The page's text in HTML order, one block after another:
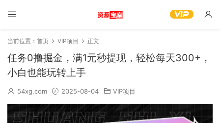
当前位置： 首页 VIP项目 正文
任务0撸掘金，满1元秒提现，轻松每天300+，
小白也能玩转上手
54xg.com 2025-08-04 VIP项目